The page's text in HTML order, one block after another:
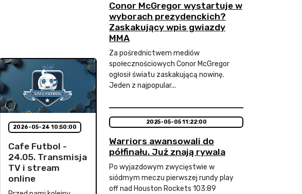
2026-05-24 10:50:00
Cafe Futbol -
24.05. Transmisja
TV i stream
online
Conor McGregor wystartuje w
wyborach prezydenckich?
Zaskakujący wpis gwiazdy
MMA
Za pośrednictwem mediów
społecznościowych Conor McGregor
ogłosił światu zaskakującą nowinę.
Jeden z najpopular...
2025-05-05 11:22:00
Warriors awansowali do
półfinału. Już znają rywala
Po wyjazdowym zwycięstwie w
siódmym meczu pierwszej rundy play
off nad Houston Rockets 103:89